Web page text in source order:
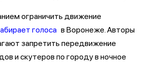
ограничить движение
голоса в Воронеже. Авторы
запретить передвижение
и скутеров по городу в ночное